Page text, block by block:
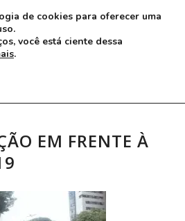
EM FRENTE À
de cookies para oferecer uma
você está ciente dessa
.